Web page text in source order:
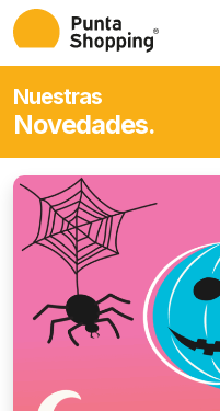
Nuestras
Novedades.